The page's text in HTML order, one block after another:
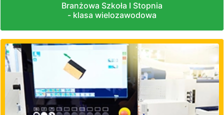
Branżowa Szkoła I Stopnia
- klasa wielozawodowa